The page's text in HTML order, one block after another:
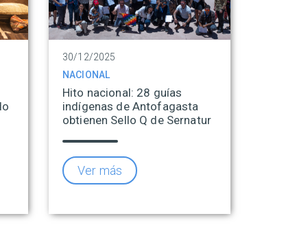
30/12/2025
NACIONAL
Hito nacional: 28 guías
indígenas de Antofagasta
obtienen Sello Q de Sernatur
Ver más